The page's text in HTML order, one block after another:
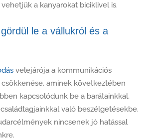
a kanyarokat biciklivel is.
le a vállukról és a
velejárója a kommunikációs
aminek következtében
kapcsolódunk be a barátainkkal,
való beszélgetésekbe.
nincsenek jó hatással